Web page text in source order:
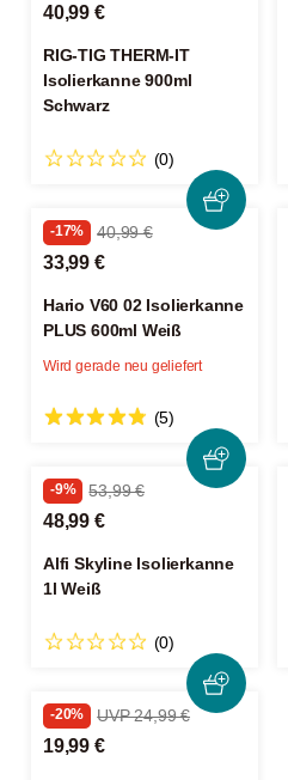
40,99 €
RIG-TIG THERM-IT
Isolierkanne 900ml
Schwarz
(0)
-17% 40,99 €
33,99 €
Hario V60 02 Isolierkanne
PLUS 600ml Weiß
(5)
Wird gerade neu geliefert
-9% 53,99 €
48,99 €
Alfi Skyline Isolierkanne
1l Weiß
(0)
-20% UVP 24,99 €
19,99 €